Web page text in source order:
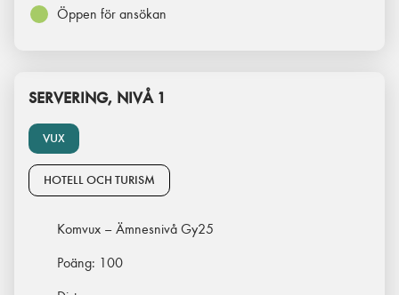
Öppen för ansökan
VUX
SERVERING, NIVÅ 1
HOTELL OCH TURISM
Komvux – Ämnesnivå Gy25
Poäng: 100